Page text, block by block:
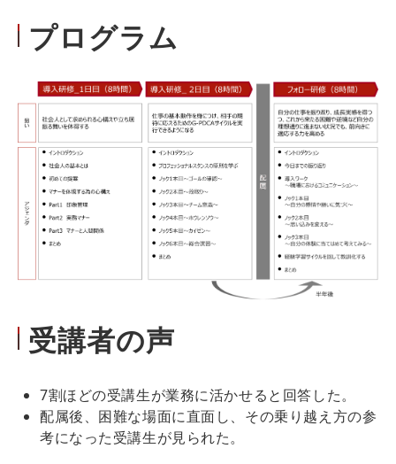
プログラム
受講者の声
7割ほどの受講生が業務に活かせると回答した。
配属後、困難な場面に直面し、その乗り越え方の参
考になった受講生が見られた。